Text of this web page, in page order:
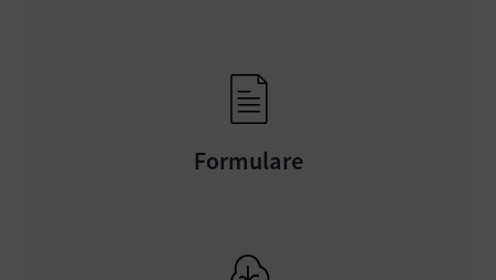
Formulare